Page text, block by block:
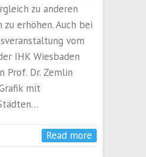
zu anderen
erhöhen. Auch bei
vom
IHK Wiesbaden
Prof. Dr. Zemlin
mit
Read more